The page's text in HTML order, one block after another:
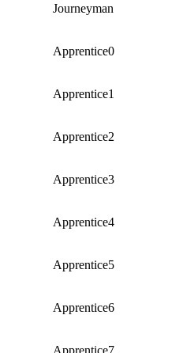
Journeyman
Apprentice0
Apprentice1
Apprentice2
Apprentice3
Apprentice4
Apprentice5
Apprentice6
Apprentice7